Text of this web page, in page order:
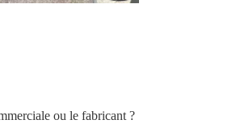
ou le fabricant ?